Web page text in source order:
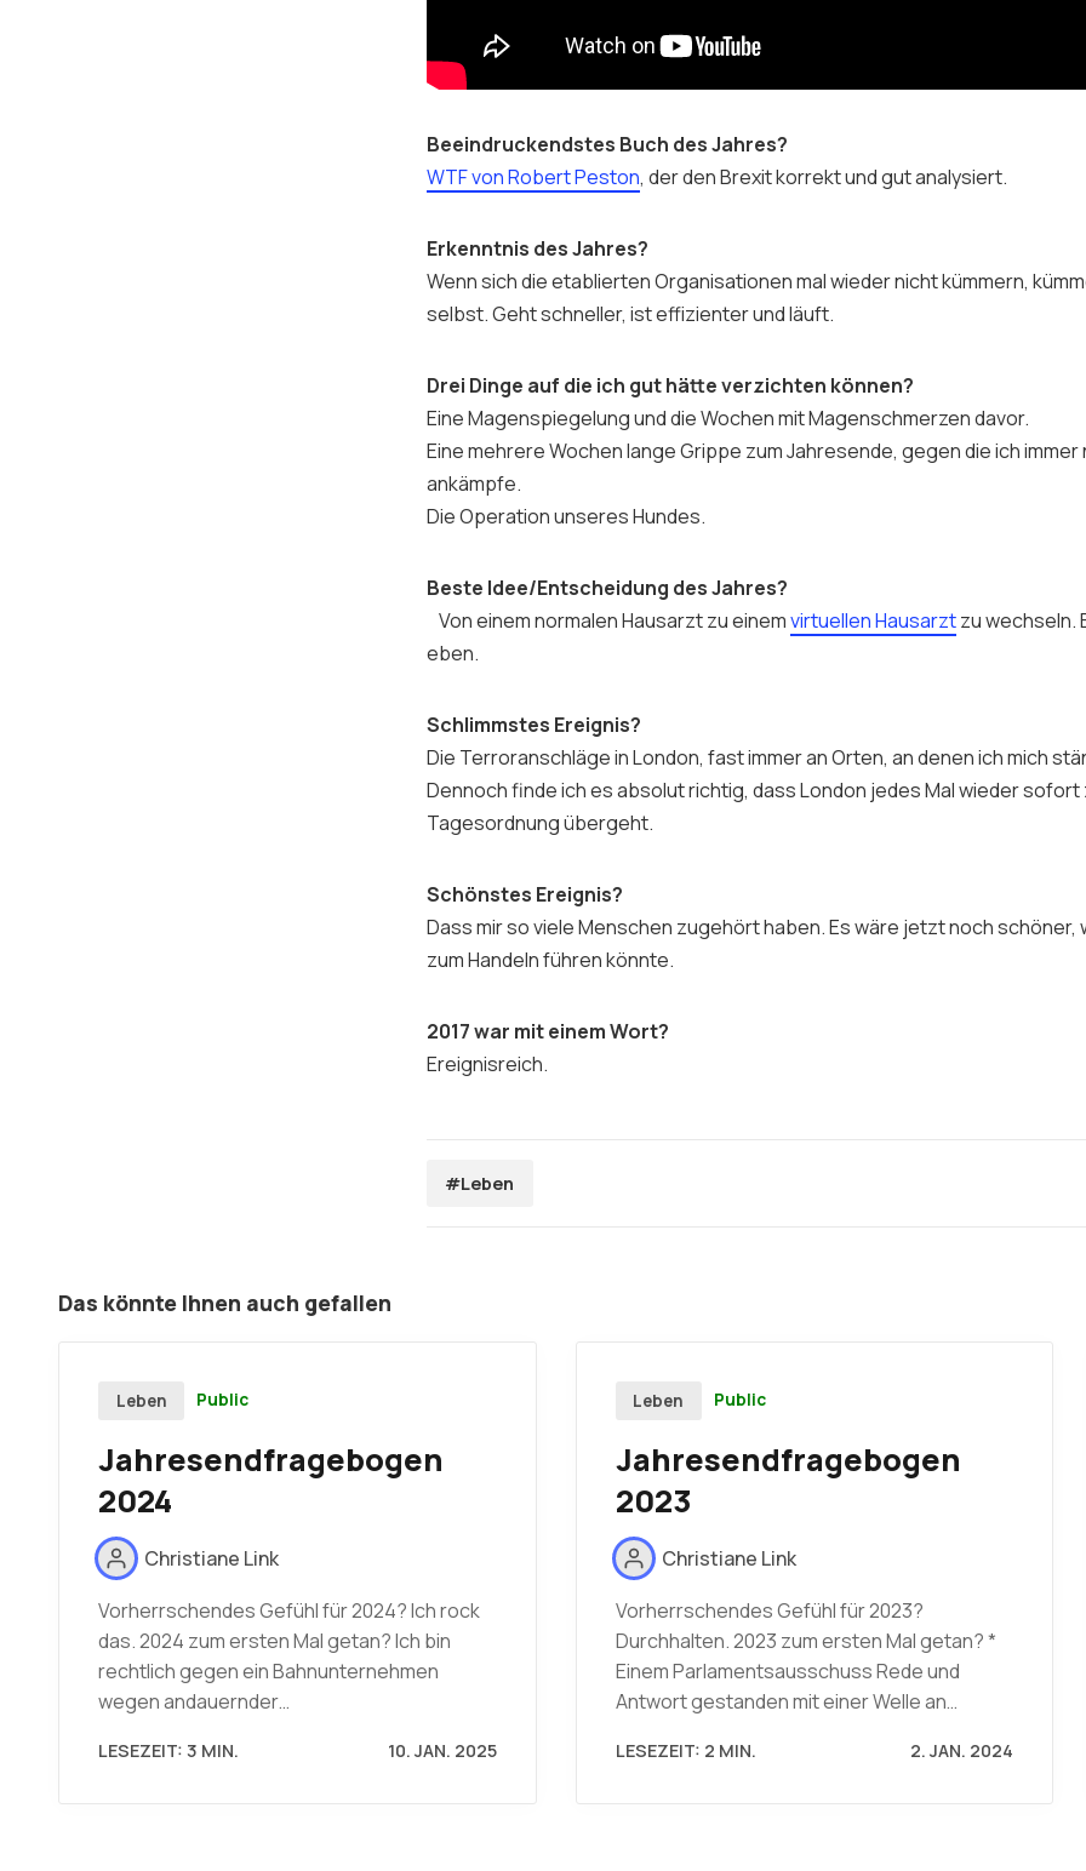
Beeindruckendstes Buch des Jahres?
WTF von Robert Peston, der den Brexit korrekt und gut analysiert.
Erkenntnis des Jahres?
Wenn sich die etablierten Organisationen mal wieder nicht kümmern,
selbst. Geht schneller, ist effizienter und läuft.
Drei Dinge auf die ich gut hätte verzichten können?
Eine Magenspiegelung und die Wochen mit Magenschmerzen davor.
Eine mehrere Wochen lange Grippe zum Jahresende, gegen die ich immer
ankämpfe.
Die Operation unseres Hundes.
Beste Idee/Entscheidung des Jahres?
Von einem normalen Hausarzt zu einemvirtuellen Hausarztzu wechseln.
eben.
Schlimmstes Ereignis?
Die Terroranschläge in London, fast immer an Orten, an denen ich mich
Dennoch finde ich es absolut richtig, dass London jedes Mal wieder sofort
Tagesordnung übergeht.
Schönstes Ereignis?
Dass mir so viele Menschen zugehört haben. Es wäre jetzt noch schöner,
zum Handeln führen könnte.
2017 war mit einem Wort?
Ereignisreich.
#Leben
Das könnte Ihnen auch gefallen
Leben Public
Jahresendfragebogen
2024
Christiane Link
Vorherrschendes Gefühl für 2024? Ich rock
das. 2024 zum ersten Mal getan? Ich bin
rechtlich gegen ein Bahnunternehmen
wegen andauernder…
LESEZEIT: 3 MIN. 10. JAN. 2025
Leben Public
Jahresendfragebogen
2023
Christiane Link
Vorherrschendes Gefühl für 2023?
Durchhalten. 2023 zum ersten Mal getan? *
Einem Parlamentsausschuss Rede und
Antwort gestanden mit einer Welle an…
LESEZEIT: 2 MIN. 2. JAN. 2024